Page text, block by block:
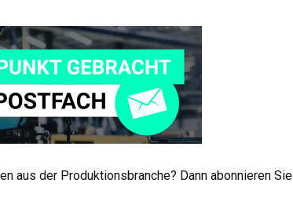
aus der Produktionsbranche? Dann abonnieren Sie